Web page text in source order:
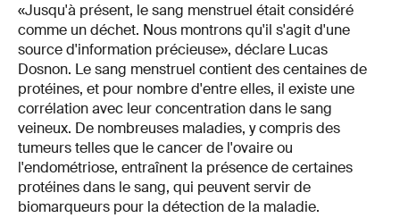
«Jusqu'à présent, le sang menstruel était considéré
comme un déchet. Nous montrons qu'il s'agit d'une
source d'information précieuse», déclare Lucas
Dosnon. Le sang menstruel contient des centaines de
protéines, et pour nombre d'entre elles, il existe une
corrélation avec leur concentration dans le sang
veineux. De nombreuses maladies, y compris des
tumeurs telles que le cancer de l'ovaire ou
l'endométriose, entraînent la présence de certaines
protéines dans le sang, qui peuvent servir de
biomarqueurs pour la détection de la maladie.